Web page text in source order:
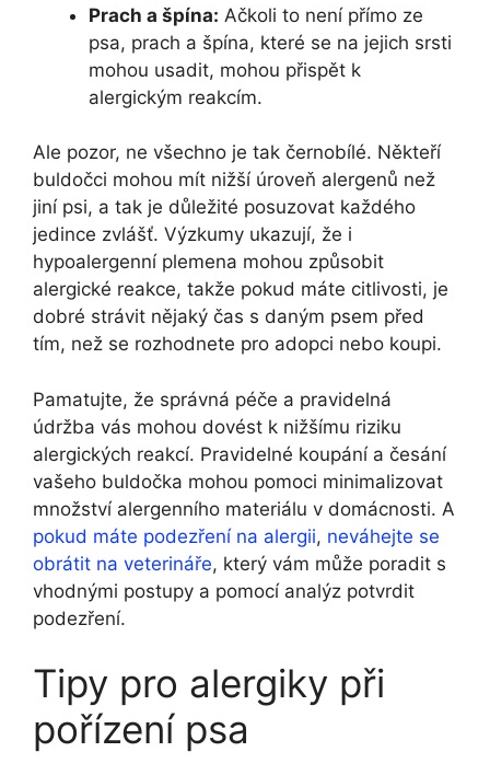
Prach a špína: Ačkoli to není​ přímo ze
psa, ‍prach a špína, které se​ na ‌jejich srsti
mohou usadit,‌ mohou ⁣přispět k
alergickým reakcím.
Ale pozor,⁢ ne všechno je tak černobílé. Někteří
buldočci mohou mít nižší úroveň alergenů než
jiní psi, a tak je důležité posuzovat ‍každého
‌jedince zvlášť. ⁢Výzkumy ukazují, že i
hypoalergenní plemena mohou způsobit
alergické reakce, ⁤takže ​pokud máte citlivosti, je⁣
dobré strávit nějaký čas s daným psem před ​
tím, než se rozhodnete pro adopci nebo koupi.
Pamatujte, že správná péče a pravidelná
údržba vás mohou dovést k nižšímu riziku
alergických reakcí. Pravidelné koupání a česání
vašeho buldočka mohou ​pomoci minimalizovat​
množství ‌alergenního materiálu v domácnosti. A⁢
pokud máte podezření na alergii, neváhejte ​se
obrátit na veterináře, který vám může poradit ‍s
vhodnými postupy a pomocí analýz potvrdit
⁢podezření.
Tipy pro alergiky při
pořízení psa